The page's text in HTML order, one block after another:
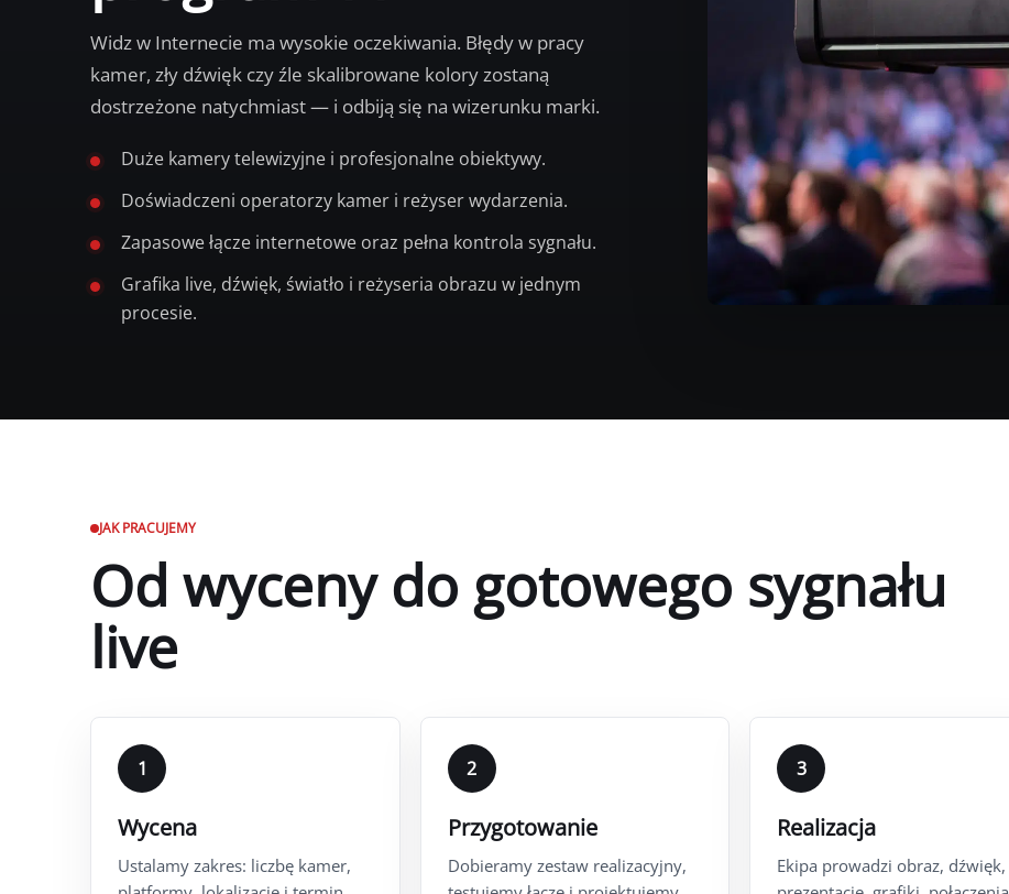
Widz w Internecie ma wysokie oczekiwania. Błędy w pracy
kamer, zły dźwięk czy źle skalibrowane kolory zostaną
dostrzeżone natychmiast — i odbiją się na wizerunku marki.
Duże kamery telewizyjne i profesjonalne obiektywy.
Doświadczeni operatorzy kamer i reżyser wydarzenia.
Zapasowe łącze internetowe oraz pełna kontrola sygnału.
Grafika live, dźwięk, światło i reżyseria obrazu w jednym
procesie.
JAK PRACUJEMY
Od wyceny do gotowego sygnału
live
1
Wycena
Ustalamy zakres: liczbę kamer,
2
Przygotowanie
Dobieramy zestaw realizacyjny,
3
Realizacja
Ekipa prowadzi obraz, dźwięk,